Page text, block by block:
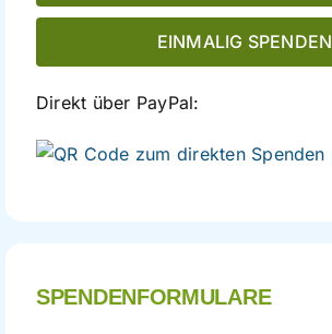
EINMALIG SPENDEN
Direkt über PayPal:
SPENDENFORMULARE